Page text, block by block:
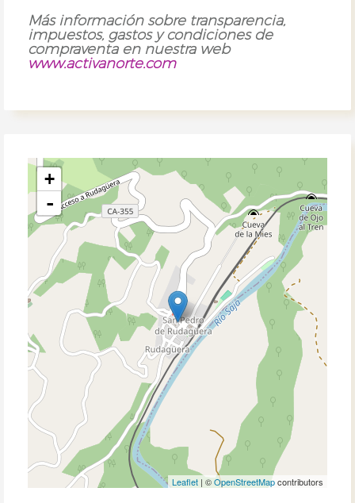
Más información sobre transparencia,
impuestos, gastos y condiciones de
compraventa en nuestra web
www.activanorte.com
+
-
Leaflet | ©OpenStreetMapcontributors